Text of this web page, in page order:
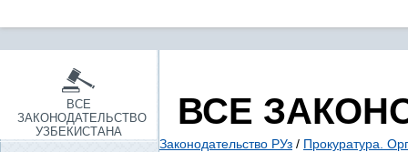
ВСЕ
ЗАКОНОДАТЕЛЬСТВО
УЗБЕКИСТАНА
ВСЕ
Законодательство РУз / Прокуратура.